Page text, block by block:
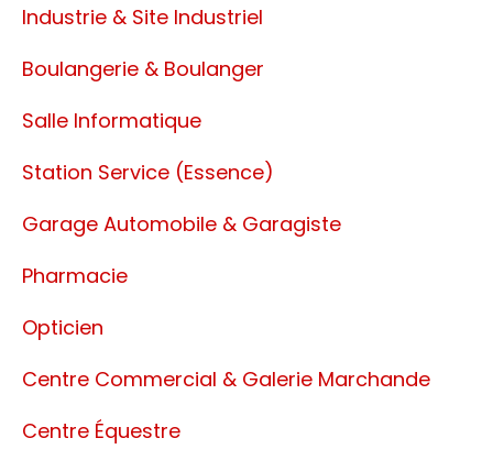
Industrie & Site Industriel
Boulangerie & Boulanger
Salle Informatique
Station Service (Essence)
Garage Automobile & Garagiste
Pharmacie
Opticien
Centre Commercial & Galerie Marchande
Centre Équestre